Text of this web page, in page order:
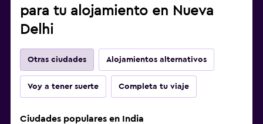
para tu alojamiento en Nueva
Delhi
Otras ciudades Alojamientos alternativos
Voy a tener suerte Completa tu viaje
Ciudades populares en India